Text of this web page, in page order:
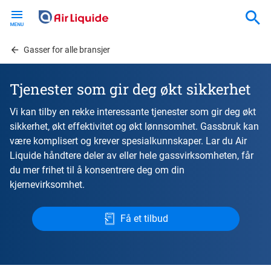
contentGasser for alle bransjer
Tjenester som gir deg økt sikkerhet
Vi kan tilby en rekke interessante tjenester som gir deg økt
sikkerhet, økt effektivitet og økt lønnsomhet. Gassbruk kan
være komplisert og krever spesialkunnskaper. Lar du Air
Liquide håndtere deler av eller hele gassvirksomheten, får
du mer frihet til å konsentrere deg om din
kjernevirksomhet.
Få et tilbud